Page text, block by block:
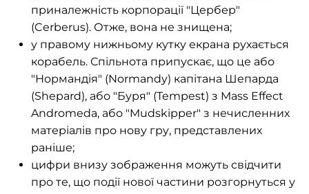
приналежність корпорації "Цербер"
(Cerberus). Отже, вона не знищена;
у правому нижньому кутку екрана рухається
корабель. Спільнота припускає, що це або
"Нормандія" (Normandy) капітана Шепарда
(Shepard), або "Буря" (Tempest) з Mass Effect
Andromeda, або "Mudskipper" з нечисленних
матеріалів про нову гру, представлених
раніше;
цифри внизу зображення можуть свідчити
про те, що події нової частини розгорнуться у